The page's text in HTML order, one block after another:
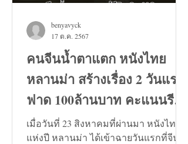
คนจีนน้ำตาแตก หนังไทย
หลานม่า สร้างเรื่อง 2 วันแรก
ฟาด 100ล้านบาท คะแนนรีวิว
9+
เมื่อวันที่ 23 สิงหาคมที่ผ่านมา หนังไทย
แห่งปี หลานม่า ได้เข้าฉายวันแรกที่จีน
benyavyck
17 ต.ค. 2567